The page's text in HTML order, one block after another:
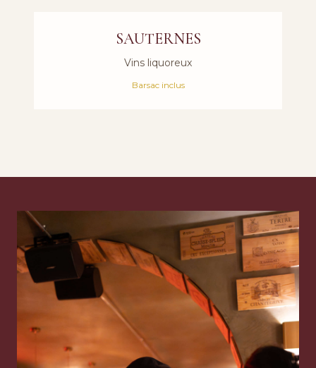
SAUTERNES
Vins liquoreux
Barsac inclus